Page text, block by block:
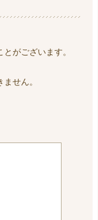
がございます。
せん。